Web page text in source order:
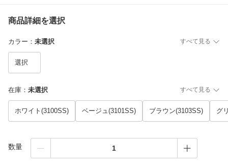
商品詳細を選択
カラー ： 未選択 すべて見る
選択
在庫 ： 未選択 すべて見る
ホワイト(3100SS) ベージュ(3101SS) ブラウン(3103SS) グ
数量